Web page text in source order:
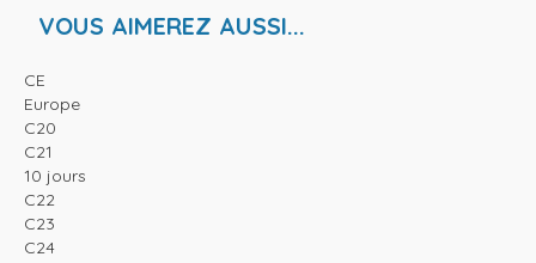
VOUS AIMEREZ AUSSI...
CE
Europe
C20
C21
10 jours
C22
C23
C24